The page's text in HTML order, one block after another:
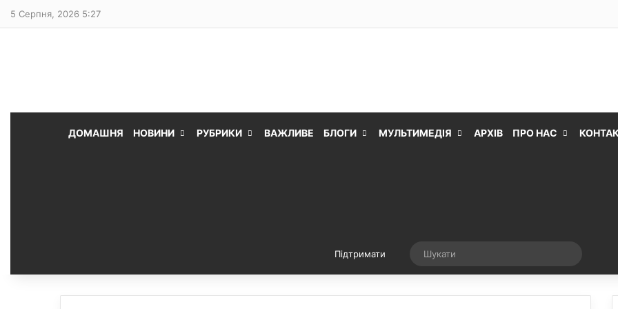
5 Серпня, 2026 5:27
ДОМАШНЯ НОВИНИ РУБРИКИ ВАЖЛИВЕ БЛОГИ МУЛЬТИМЕДІЯ АРХІВ ПРО НАС
Підтримати Випадкова стаття